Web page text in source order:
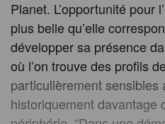
Planet. L’opportunité pour
plus belle qu’elle
développer sa présence
où l’on trouve des profils
particulièrement sensibles
historiquement davantage